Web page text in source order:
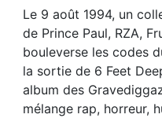
Le 9 août 1994, un
de Prince Paul, RZA,
bouleverse les codes
la sortie de 6 Feet
album des
mélange rap, horreur,